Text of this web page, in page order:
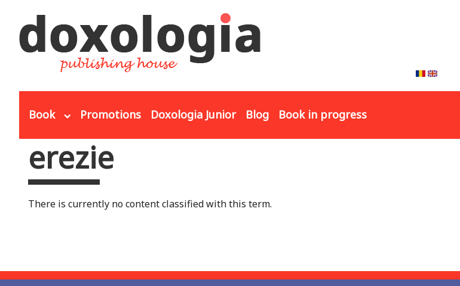
Book Promotions Doxologia Junior Blog Book in progress
You are here
erezie
There is currently no content classified with this term.